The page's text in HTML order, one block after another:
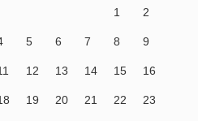
1 2
5 6 7 8 9
12 13 14 15 16
19 20 21 22 23